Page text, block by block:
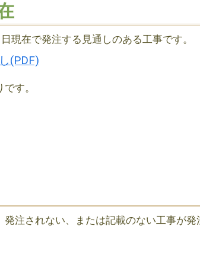
現在で発注する見通しのある工事です。
(PDF)
す。
注されない、または記載のない工事が発